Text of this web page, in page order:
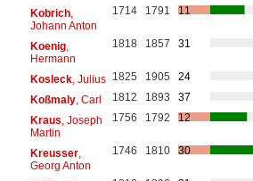
Kobrich,
Johann Anton
1714 1791 11
Koenig,
Hermann
1818 1857 31
Kosleck, Julius 1825 1905
24
Koßmaly, Carl 1812 1893
37
Kraus , Joseph
Martin
1756 1792 12
Kreusser,
Georg Anton
1746 1810 30